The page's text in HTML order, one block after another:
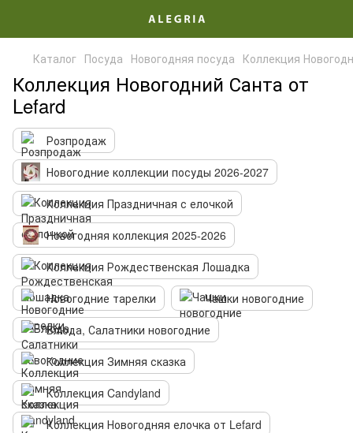
Каталог Посуда Новогодняя посуда Коллекция
Коллекция Новогодний Санта от
Lefard
Розпродаж
Новогодние коллекции посуды 2026-2027
Коллекция Праздничная с елочкой
Новогодняя коллекция 2025-2026
Коллекция Рождественская Лошадка
Новогодние тарелки
Чашки новогодние
Блюда, Салатники новогодние
Коллекция Зимняя сказка
Коллекция Candyland
Коллекция Новогодняя елочка от Lefard